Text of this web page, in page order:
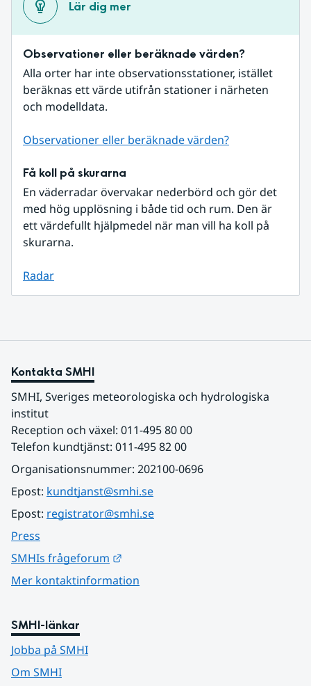
Lär dig mer
Observationer eller beräknade värden?
Alla orter har inte observationsstationer, istället
beräknas ett värde utifrån stationer i närheten
och modelldata.
Observationer eller beräknade värden?
Få koll på skurarna
En väderradar övervakar nederbörd och gör det
med hög upplösning i både tid och rum. Den är
ett värdefullt hjälpmedel när man vill ha koll på
skurarna.
Radar
Kontakta SMHI
SMHI, Sveriges meteorologiska och hydrologiska
institut
Reception och växel: 011-495 80 00
Telefon kundtjänst: 011-495 82 00
Organisationsnummer: 202100-0696
Epost: kundtjanst@smhi.se
Epost: registrator@smhi.se
Press
SMHIs frågeforum
Mer kontaktinformation
SMHI-länkar
Jobba på SMHI
Om SMHI